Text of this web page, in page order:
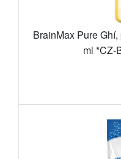
BrainMax Pure
ml *CZ-